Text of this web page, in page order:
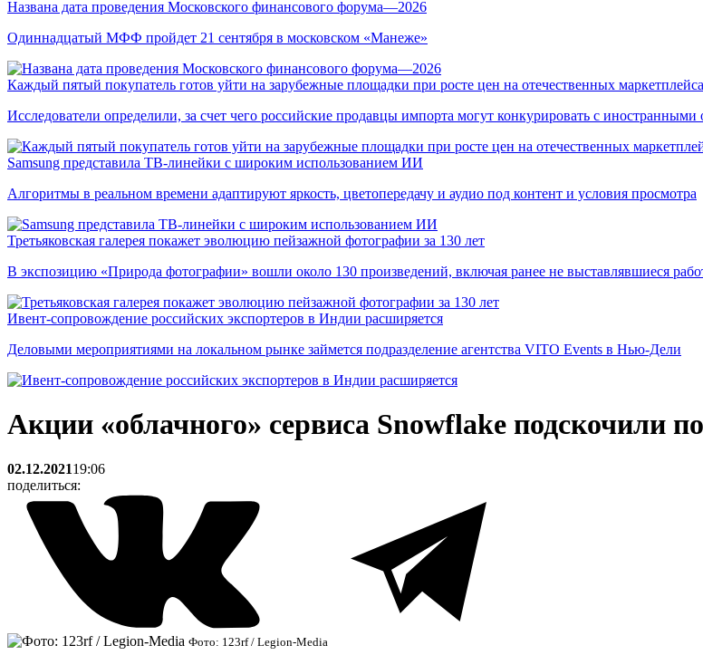
Названа дата проведения Московского финансового форума—2026
Одиннадцатый МФФ пройдет 21 сентября в московском «Манеже»
Каждый пятый покупатель готов уйти на зарубежные площадки при росте цен на отечественных
Исследователи определили, за счет чего российские продавцы импорта могут конкурировать с
Samsung представила ТВ-линейки с широким использованием ИИ
Алгоритмы в реальном времени адаптируют яркость, цветопередачу и аудио под контент и условия просмотра
Третьяковская галерея покажет эволюцию пейзажной фотографии за 130 лет
В экспозицию «Природа фотографии» вошли около 130 произведений, включая ранее не выставлявшиеся
Ивент-сопровождение российских экспортеров в Индии расширяется
Деловыми мероприятиями на локальном рынке займется подразделение агентства VITO Events в Нью-Дели
Акции «облачного» сервиса Snowflake подскочили
02.12.202119:06
поделиться:
Фото: 123rf / Legion-Media